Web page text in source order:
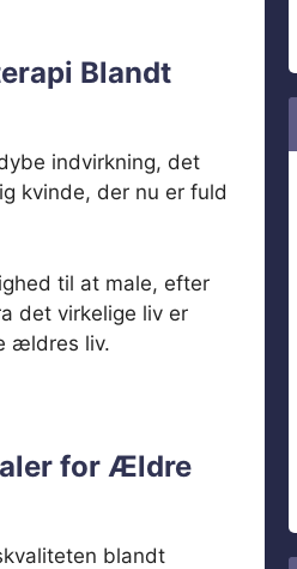
Blandt
indvirkning, det
kvinde, der nu er fuld
til at male, efter
det virkelige liv er
ældres liv.
for Ældre
blandt